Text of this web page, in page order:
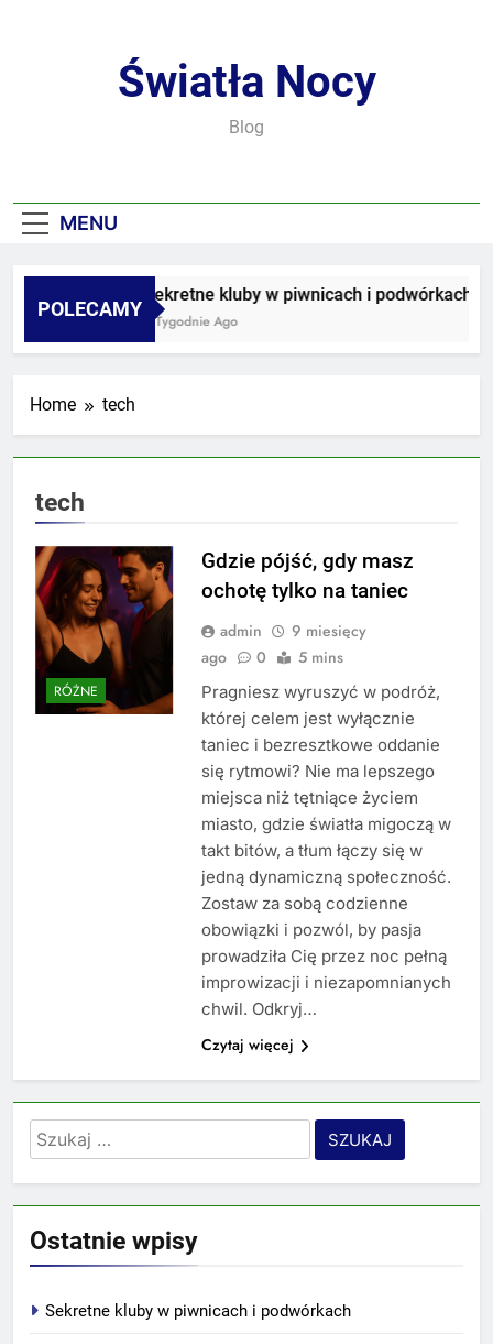
Światła Nocy
Blog
MENU
POLECAMY
Sekretne kluby w piwnicach i podwórkach
3 Tygodnie Ago
Home tech
tech
RÓŻNE
Gdzie pójść, gdy masz
ochotę tylko na taniec
admin
9 miesięcy
ago
0 5 mins
Pragniesz wyruszyć w podróż,
której celem jest wyłącznie
taniec i bezresztkowe oddanie
się rytmowi? Nie ma lepszego
miejsca niż tętniące życiem
miasto, gdzie światła migoczą w
takt bitów, a tłum łączy się w
jedną dynamiczną społeczność.
Zostaw za sobą codzienne
obowiązki i pozwól, by pasja
prowadziła Cię przez noc pełną
improwizacji i niezapomnianych
chwil. Odkryj…
Czytaj więcej
Szukaj:
Ostatnie wpisy
Sekretne kluby w piwnicach i podwórkach